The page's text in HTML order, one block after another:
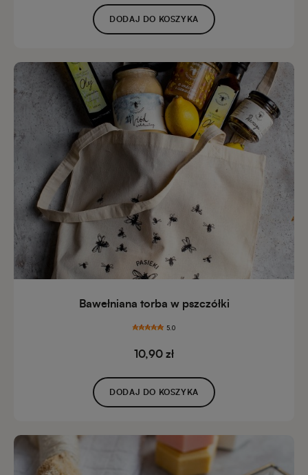
DODAJ DO KOSZYKA
Bawełniana torba w pszczółki
5.0
10,90 zł
DODAJ DO KOSZYKA